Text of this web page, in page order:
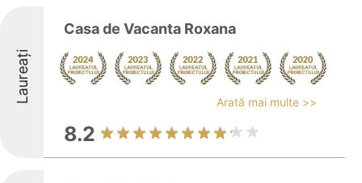
Laureați
Casa de Vacanta Roxana
Arată mai multe >>
8.2